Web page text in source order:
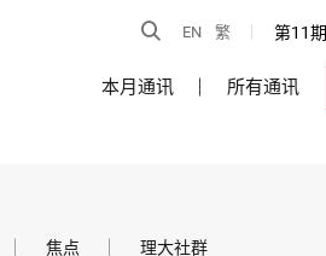
开启搜寻
EN 繁 第11期
本月通讯 所有通讯
焦点 理大社群